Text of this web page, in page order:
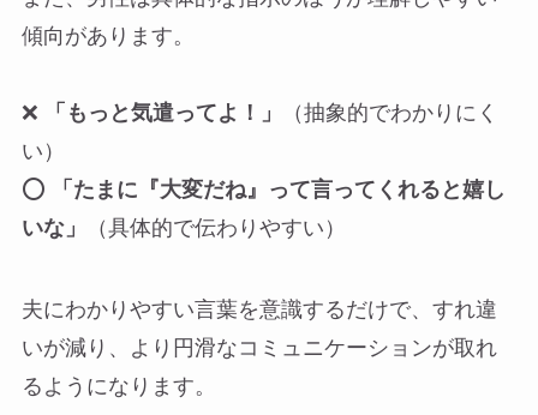
傾向があります。
❌ 「もっと気遣ってよ！」
（抽象的でわかりにく
い）
⭕
「たまに『大変だね』って言ってくれると嬉し
いな」
（具体的で伝わりやすい）
夫にわかりやすい言葉を意識するだけで、すれ違
いが減り、より円滑なコミュニケーションが取れ
るようになります。